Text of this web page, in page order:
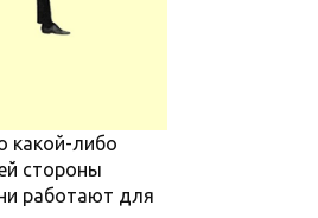
какой-либо
стороны
работают для